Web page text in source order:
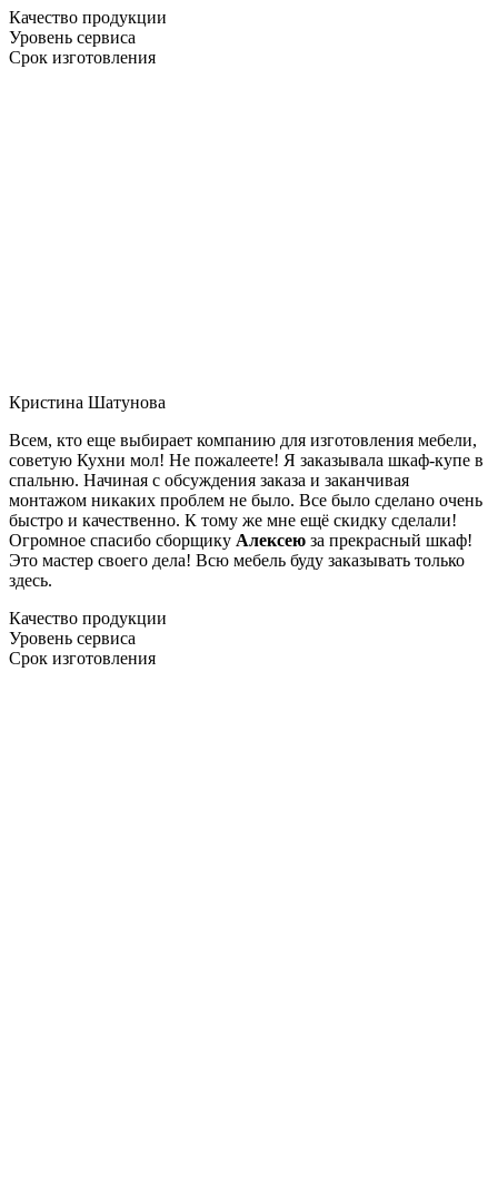
Качество продукции
Уровень сервиса
Срок изготовления
Кристина Шатунова
Всем, кто еще выбирает компанию для изготовления мебели,
советую Кухни мол! Не пожалеете! Я заказывала шкаф-купе в
спальню. Начиная с обсуждения заказа и заканчивая
монтажом никаких проблем не было. Все было сделано очень
быстро и качественно. К тому же мне ещё скидку сделали!
Огромное спасибо сборщику Алексею за прекрасный шкаф!
Это мастер своего дела! Всю мебель буду заказывать только
здесь.
Качество продукции
Уровень сервиса
Срок изготовления